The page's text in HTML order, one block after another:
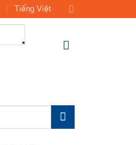
Tiếng Việt